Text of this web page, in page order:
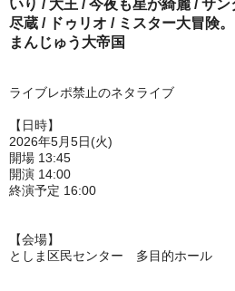
いり / 大王 / 今夜も星が綺麗 / サ
尽蔵 / ドゥリオ / ミスター大冒険
まんじゅう大帝国
ライブレポ禁止のネタライブ
【日時】
2026年5月5日(火)
開場 13:45
開演 14:00
終演予定 16:00
【会場】
としま区民センター 多目的ホール